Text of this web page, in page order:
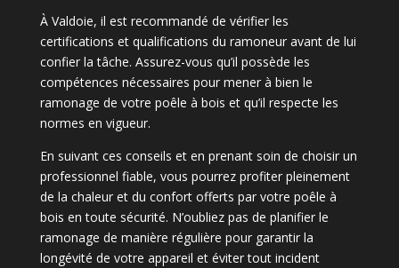
À Valdoie, il est recommandé de vérifier les
certifications et qualifications du ramoneur avant de lui
confier la tâche. Assurez-vous qu’il possède les
compétences nécessaires pour mener à bien le
ramonage de votre poêle à bois et qu’il respecte les
normes en vigueur.
En suivant ces conseils et en prenant soin de choisir un
professionnel fiable, vous pourrez profiter pleinement
de la chaleur et du confort offerts par votre poêle à
bois en toute sécurité. N’oubliez pas de planifier le
ramonage de manière régulière pour garantir la
longévité de votre appareil et éviter tout incident